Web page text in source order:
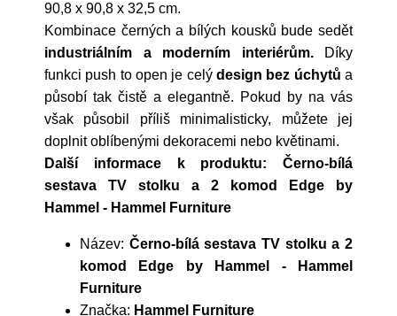
90,8 x 90,8 x 32,5 cm.
Kombinace černých a bílých kousků bude sedět
industriálním a moderním interiérům.Díky
funkci push to open je celý design bez úchytů a
působí tak čistě a elegantně. Pokud by na vás
však působil příliš minimalisticky, můžete jej
doplnit oblíbenými dekoracemi nebo květinami.
Další informace k produktu: Černo-bílá
sestava TV stolku a 2 komod Edge by
Hammel - Hammel Furniture
Název: Černo-bílá sestava TV stolku a 2
komod Edge by Hammel - Hammel
Furniture
Značka: Hammel Furniture